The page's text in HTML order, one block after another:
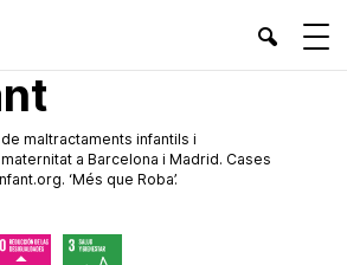
maltractaments infantils i
a Barcelona i Madrid. Cases
‘Més que Roba’.